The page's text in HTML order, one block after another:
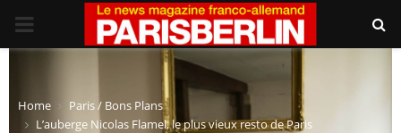
PRIMARY
Home
Paris / Bons Plans
L’auberge Nicolas Flamel, le plus vieux resto de Paris